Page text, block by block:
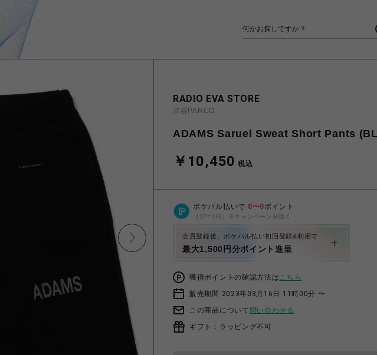
RADIO EVA STORE
渋谷PARCO
ADAMS Saruel Sweat Short Pants
￥10,450 税込
ポケパル払いで 0〜0ポイント
（1P=1円）※キャンペーン分除く
会員登録後、ポケパル払い初回登録&利用で
最大1,500円分ポイント進呈
獲得ポイントの確認方法はこちら
販売期間 2023年03月16日 11時00分 〜
この商品について 問い合わせる
ギフト：ラッピング不可